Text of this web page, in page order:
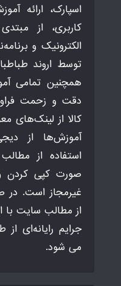
اسپارک، ارائه
کاربری، از
الکترونیک و
توسط اروند
همچنین تمامی
دقت و زحمت
کالا از لینک‌های
آموزش‌ها از
استفاده از
صورت کپی کردن
غیرمجاز است. در
از مطالب سایت با
جرایم رایانه‌ای
می شود.